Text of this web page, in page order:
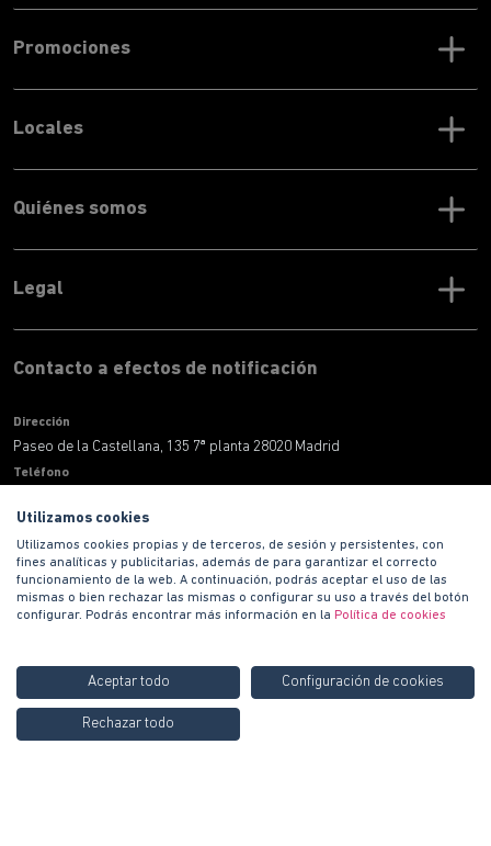
Llámanos GRATIS al
100 420
Promociones
Locales
Contacto a efectos de notificación
Dirección
Paseo de la Castellana, 135 7ª planta 28020 Madrid
Teléfono
Correo electronico
informacion@habitat.es
Territoriales
Quiénes somos
Legal
Copyright © 2021 PROMOCIONES HABITAT S.A.
Utilizamos cookies
Utilizamos cookies propias y de terceros, de sesión y persistentes, con
fines analíticas y publicitarias, además de para garantizar el correcto
funcionamiento de la web. A continuación, podrás aceptar el uso de las
mismas o bien rechazar las mismas o configurar su uso a través del botón
configurar. Podrás encontrar más información en la Política de cookies
Aceptar todo Configuración de cookies
Rechazar todo